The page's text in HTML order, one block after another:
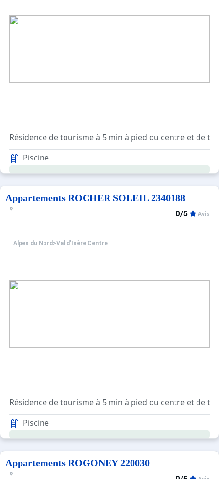
Résidence de tourisme à 5 min à pied du centre et de
Résidence avec ascenseur, sécurisée avec digicode.
Casiers à ski au rez-de-chaussée du bâtiment.
Containers municipaux situés en dehors de la résidence.
Navette gratuite à quelques pas de la résidence en
Piscine
Appartements ROCHER SOLEIL 2340188
Alpes du Nord >Val d’Isère Centre
0/5 Avis
Résidence de tourisme à 5 min à pied du centre et de
Résidence avec ascenseur, sécurisée avec digicode.
Casiers à ski au rez-de-chaussée du bâtiment.
Containers municipaux situés en dehors de la résidence.
Navette gratuite à quelques pas de la résidence en
Piscine
Appartements ROGONEY 220030